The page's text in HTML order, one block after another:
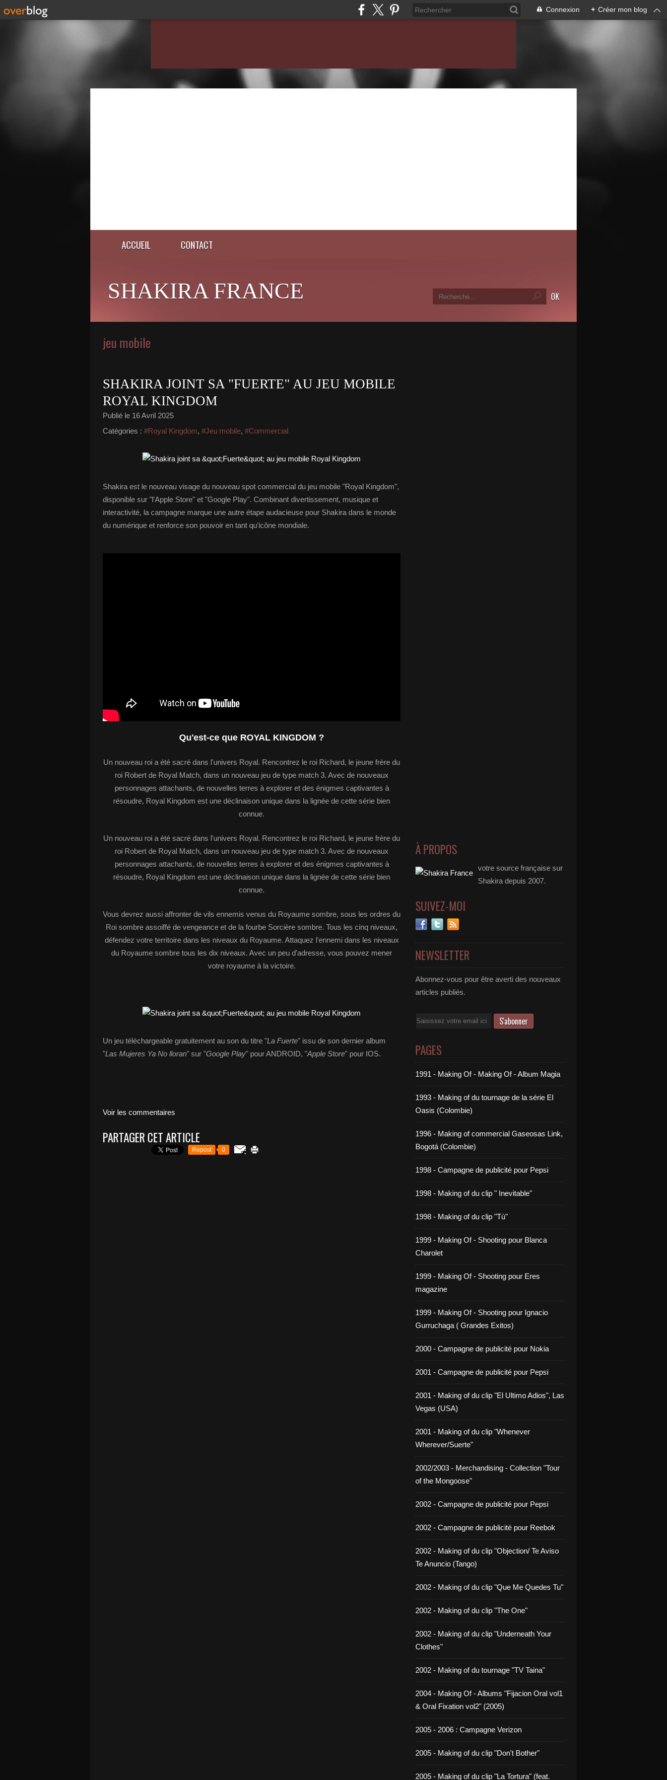
Connexion + Créer mon blog
ACCUEIL CONTACT
SHAKIRA FRANCE
jeu mobile
SHAKIRA JOINT SA "FUERTE" AU JEU MOBILE
ROYAL KINGDOM
Publié le 16 Avril 2025
Catégories : #Royal Kingdom, #Jeu mobile, #Commercial
Shakira est le nouveau visage du nouveau spot commercial du jeu mobile "Royal Kingdom",
disponible sur "l'Apple Store" et "Google Play". Combinant divertissement, musique et
interactivité, la campagne marque une autre étape audacieuse pour Shakira dans le monde
du numérique et renforce son pouvoir en tant qu'icône mondiale.
Qu'est-ce que ROYAL KINGDOM ?
Un nouveau roi a été sacré dans l'univers Royal. Rencontrez le roi Richard, le jeune frère du
roi Robert de Royal Match, dans un nouveau jeu de type match 3. Avec de nouveaux
personnages attachants, de nouvelles terres à explorer et des énigmes captivantes à
résoudre, Royal Kingdom est une déclinaison unique dans la lignée de cette série bien
connue.
Un nouveau roi a été sacré dans l'univers Royal. Rencontrez le roi Richard, le jeune frère du
roi Robert de Royal Match, dans un nouveau jeu de type match 3. Avec de nouveaux
personnages attachants, de nouvelles terres à explorer et des énigmes captivantes à
résoudre, Royal Kingdom est une déclinaison unique dans la lignée de cette série bien
connue.
Vous devrez aussi affronter de vils ennemis venus du Royaume sombre, sous les ordres du
Roi sombre assoiffé de vengeance et de la fourbe Sorcière sombre. Tous les cinq niveaux,
défendez votre territoire dans les niveaux du Royaume. Attaquez l'ennemi dans les niveaux
du Royaume sombre tous les dix niveaux. Avec un peu d'adresse, vous pouvez mener
votre royaume à la victoire.
Un jeu téléchargeable gratuitement au son du titre "La Fuerte" issu de son dernier album
"Las Mujeres Ya No lloran" sur "Google Play" pour ANDROID, "Apple Store" pour IOS.
Voir les commentaires
PARTAGER CET ARTICLE
Repost 0
À PROPOS
votre source française sur
Shakira depuis 2007.
SUIVEZ-MOI
NEWSLETTER
Abonnez-vous pour être averti des nouveaux
articles publiés.
Email
PAGES
1991 - Making Of - Making Of - Album Magia
1993 - Making of du tournage de la série El
Oasis (Colombie)
1996 - Making of commercial Gaseosas Link,
Bogotá (Colombie)
1998 - Campagne de publicité pour Pepsi
1998 - Making of du clip " Inevitable"
1998 - Making of du clip "Tù"
1999 - Making Of - Shooting pour Blanca
Charolet
1999 - Making Of - Shooting pour Eres
magazine
1999 - Making Of - Shooting pour Ignacio
Gurruchaga ( Grandes Exitos)
2000 - Campagne de publicité pour Nokia
2001 - Campagne de publicité pour Pepsi
2001 - Making of du clip "El Ultimo Adios", Las
Vegas (USA)
2001 - Making of du clip "Whenever
Wherever/Suerte"
2002/2003 - Merchandising - Collection "Tour
of the Mongoose"
2002 - Campagne de publicité pour Pepsi
2002 - Campagne de publicité pour Reebok
2002 - Making of du clip "Objection/ Te Aviso
Te Anuncio (Tango)
2002 - Making of du clip "Que Me Quedes Tu"
2002 - Making of du clip "The One"
2002 - Making of du clip "Underneath Your
Clothes"
2002 - Making of du tournage "TV Taina"
2004 - Making Of - Albums "Fijacion Oral vol1
& Oral Fixation vol2" (2005)
2005 - 2006 : Campagne Verizon
2005 - Making of du clip "Don't Bother"
2005 - Making of du clip "La Tortura" (feat.